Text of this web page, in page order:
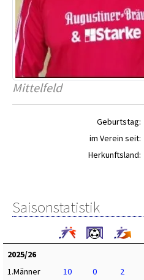
Mittelfeld
Geburtstag:
im Verein seit:
Herkunftsland:
Saisonstatistik
2025/26
1.Männer
10 0 2